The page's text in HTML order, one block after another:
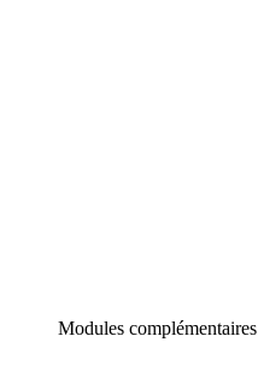
Modules complémentaires